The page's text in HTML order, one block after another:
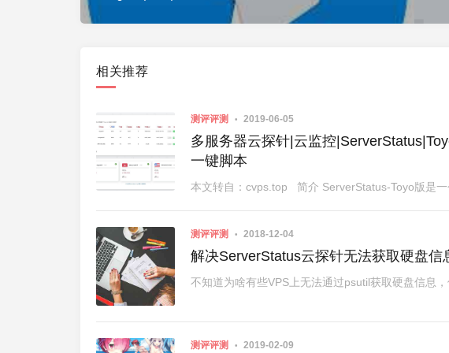
相关推荐
测评评测 2019-06-05
多服务器云探针|云监控
一键脚本
本文转自：cvps.top 简介 ServerStatus-Toyo版是
测评评测 2018-12-04
解决ServerStatus云探针无法获取硬盘信
不知道为啥有些VPS上无法通过psutil获取硬盘信息
测评评测 2019-02-09